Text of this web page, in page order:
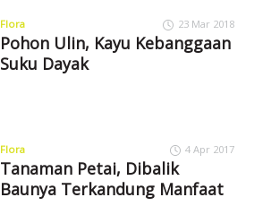
Flora 23 Mar 2018
Pohon Ulin, Kayu Kebanggaan
Suku Dayak
Flora 4 Apr 2017
Tanaman Petai, Dibalik
Baunya Terkandung Manfaat